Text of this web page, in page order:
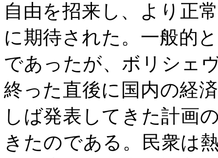
自由を招来し、より正
に期待された。一般的
であったが、ボリシェ
終った直後に国内の経
しば発表してきた計画
きたのである。民衆は